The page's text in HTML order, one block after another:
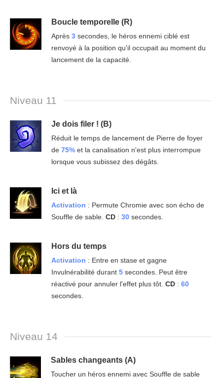
Boucle temporelle (R)
Après 3secondes, le héros ennemi ciblé est
renvoyé à la position qu'il occupait au moment du
lancement de la capacité.
Niveau 11
Je dois filer ! (B)
Réduit le temps de lancement de Pierre de foyer
de 75%et la canalisation n'est plus interrompue
lorsque vous subissez des dégâts.
Ici et là
Activation : Permute Chromie avec son écho de
Souffle de sable. CD: 30secondes.
Hors du temps
Activation : Entre en stase et gagne
Invulnérabilité durant 5 secondes. Peut être
réactivé pour annuler l'effet plus tôt. CD: 60
secondes.
Niveau 14
Sables changeants (A)
Toucher un héros ennemi avec Souffle de sable